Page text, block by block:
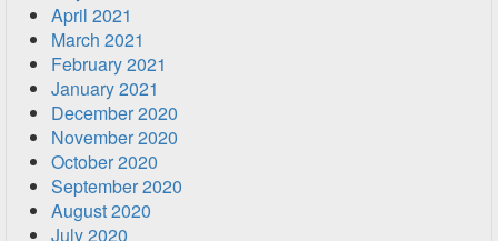
April 2021
March 2021
February 2021
January 2021
December 2020
November 2020
October 2020
September 2020
August 2020
July 2020